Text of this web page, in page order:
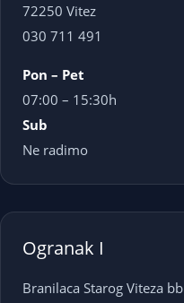
72250 Vitez
030 711 491
Pon – Pet
07:00 – 15:30h
Sub
Ne radimo
Ogranak I
Branilaca Starog Viteza bb